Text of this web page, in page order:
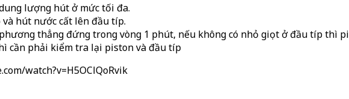
lượng hút ở mức tối đa.
hút nước cất lên đầu típ.
thẳng đứng trong vòng 1 phút, nếu không có nhỏ giọt ở đầu típ thì
cần phải kiểm tra lại piston và đầu típ
watch?v=H5OClQoRvik